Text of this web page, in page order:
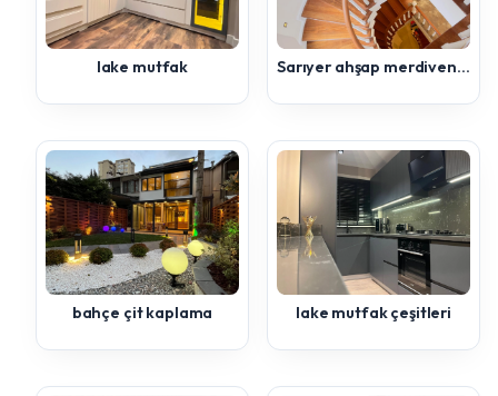
lake mutfak Sarıyer ahşap merdiven uygulaması
bahçe çit kaplama lake mutfak çeşitleri